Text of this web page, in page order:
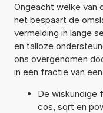
Ongeacht welke van
het bespaart de
vermelding in lange
en talloze
ons overgenomen
in een fractie van
De wiskundige
cos, sqrt en